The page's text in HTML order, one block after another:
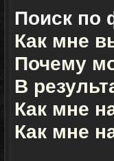
Поиск по
Как мне
Почему
В
Как мне
Как мне